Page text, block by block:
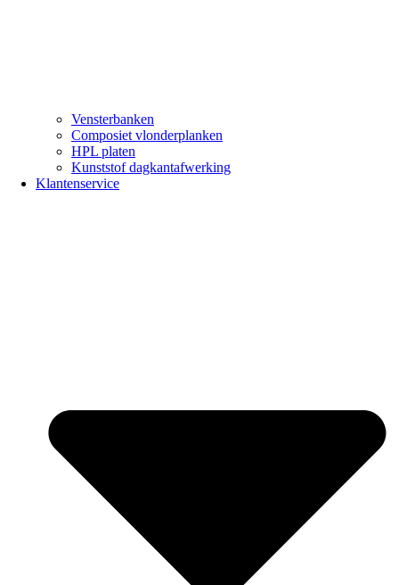
Vensterbanken
Composiet vlonderplanken
HPL platen
Kunststof dagkantafwerking
Klantenservice